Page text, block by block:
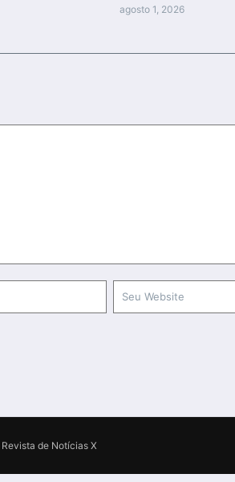
agosto 1, 2026
Revista de Notícias X